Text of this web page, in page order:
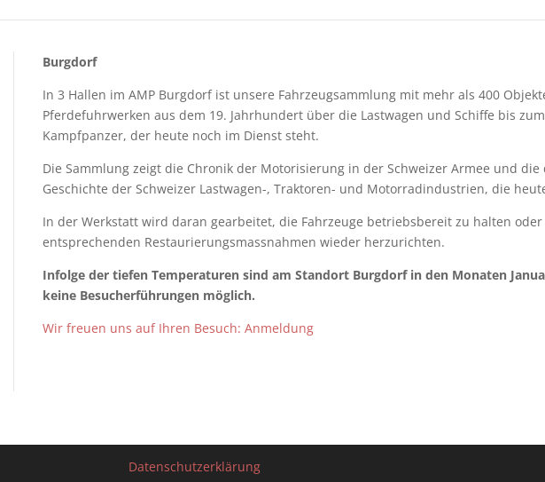
Burgdorf
In 3 Hallen im AMP Burgdorf ist unsere Fahrzeugsammlung mit mehr als 400
Pferdefuhrwerken aus dem 19. Jahrhundert über die Lastwagen und Schiffe bis
Kampfpanzer, der heute noch im Dienst steht.
Die Sammlung zeigt die Chronik der Motorisierung in der Schweizer Armee und
Geschichte der Schweizer Lastwagen-, Traktoren- und Motorradindustrien, die
In der Werkstatt wird daran gearbeitet, die Fahrzeuge betriebsbereit zu halten
entsprechenden Restaurierungsmassnahmen wieder herzurichten.
Infolge der tiefen Temperaturen sind am Standort Burgdorf in den Monaten
keine Besucherführungen möglich.
Wir freuen uns auf Ihren Besuch: Anmeldung
Datenschutzerklärung